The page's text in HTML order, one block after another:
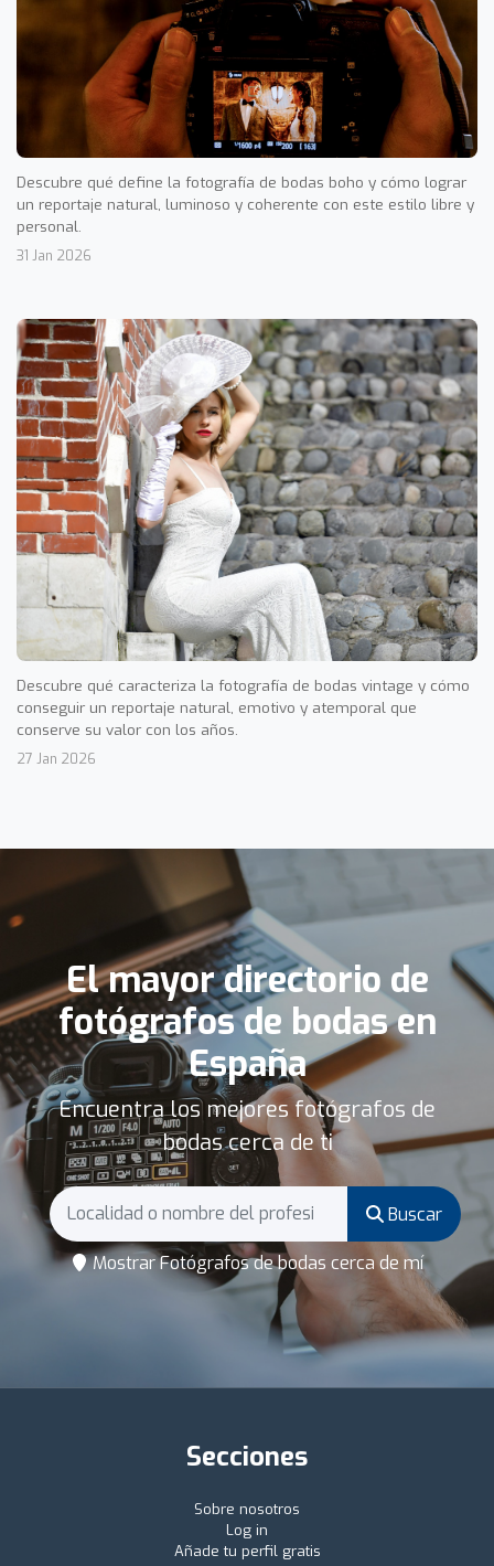
Descubre qué define la fotografía de bodas boho y cómo lograr
un reportaje natural, luminoso y coherente con este estilo libre y
personal.
31 Jan 2026
Descubre qué caracteriza la fotografía de bodas vintage y cómo
conseguir un reportaje natural, emotivo y atemporal que
conserve su valor con los años.
27 Jan 2026
El mayor directorio de
fotógrafos de bodas en
España
Encuentra los mejores fotógrafos de
bodas cerca de ti
Buscar
Mostrar Fotógrafos de bodas cerca de mí
Secciones
Sobre nosotros
Log in
Añade tu perfil gratis